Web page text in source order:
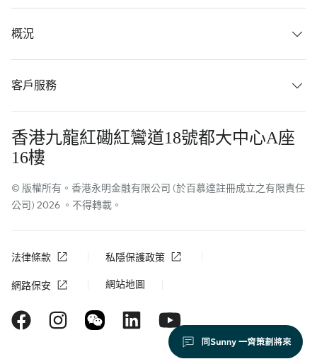
概況
客戶服務
香港九龍紅磡紅鸞道18號都大中心A座
16樓
© 版權所有。香港永明金融有限公司 (於百慕達註冊成立之有限責任
公司) 2026 。不得轉載。
法律條款 私隱保護政策
網路保安 網站地圖